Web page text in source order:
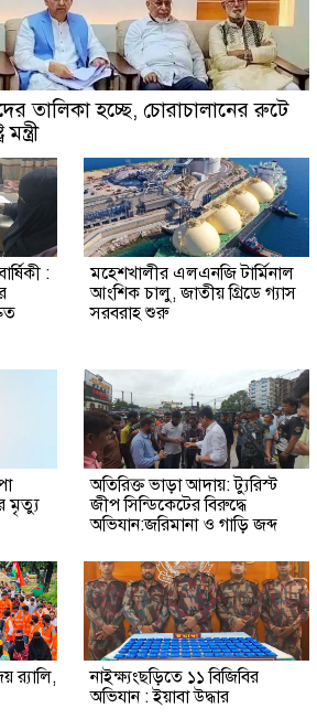
তালিকা হচ্ছে, চোরাচালানের রুটে
:
মহেশখালীর এলএনজি টার্মিনাল
আংশিক চালু, জাতীয় গ্রিডে গ্যাস
সরবরাহ শুরু
মৃত্যু
অতিরিক্ত ভাড়া আদায়: ট্যুরিস্ট
জীপ সিন্ডিকেটের বিরুদ্ধে
অভিযান:জরিমানা ও গাড়ি জব্দ
র‍্যালি,
নাইক্ষ্যংছড়িতে ১১ বিজিবির
অভিযান : ইয়াবা উদ্ধার